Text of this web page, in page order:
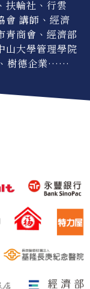
扶輪社、行雲
會 講師、經濟
青商會、經濟部
山大學管理學院
樹德企業……